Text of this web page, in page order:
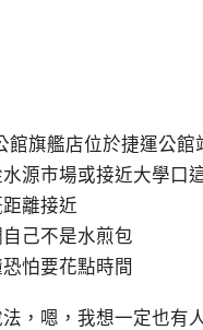
館旗艦店位於捷運公館
源市場或接近大學口
離接近
己不是水煎包
怕要花點時間
，嗯，我想一定也有